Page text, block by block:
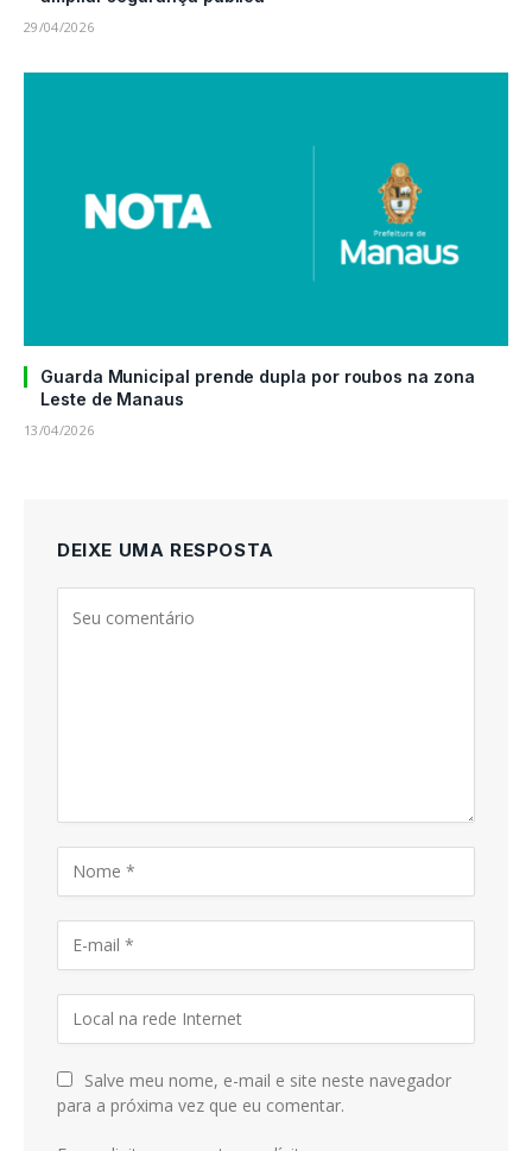
29/04/2026
Guarda Municipal prende dupla por roubos na zona
Leste de Manaus
13/04/2026
DEIXE UMA RESPOSTA
Salve meu nome, e-mail e site neste navegador
para a próxima vez que eu comentar.